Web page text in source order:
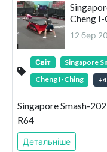
Cheng I-
12 бер
Світ
Singapore
Cheng I-Ching
+4
Singapore Smash-
R64
Детальніше